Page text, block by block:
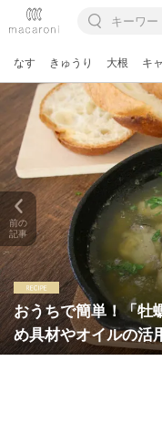
なす きゅうり 大根 キ
おうちで簡単！「牡
め具材やオイルの活
前の
記事